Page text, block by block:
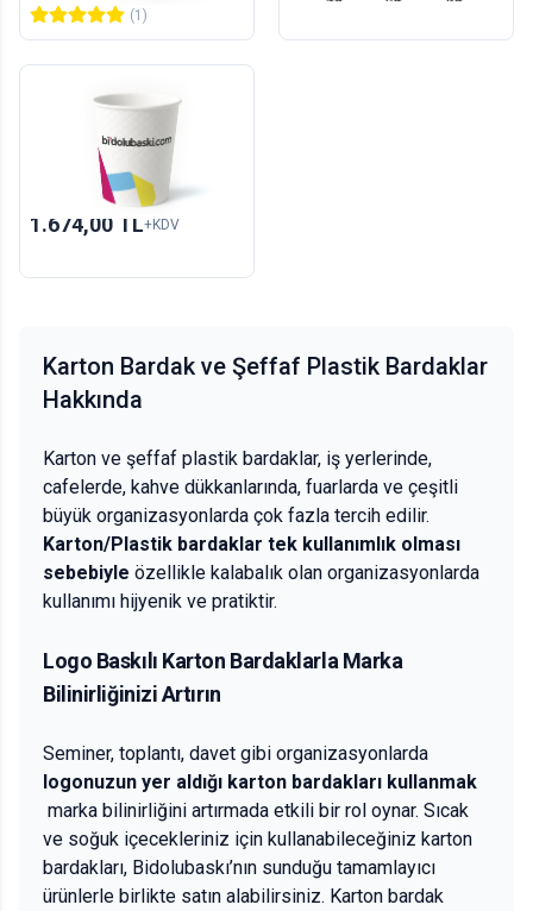
(1)
Waffle Kabartmalı Karton
Bardak - Double Wall
1.674,00 TL+KDV
Karton Bardak ve Şeffaf Plastik Bardaklar
Hakkında
Karton ve şeffaf plastik bardaklar, iş yerlerinde,
cafelerde, kahve dükkanlarında, fuarlarda ve çeşitli
büyük organizasyonlarda çok fazla tercih edilir.
Karton/Plastik bardaklar tek kullanımlık olması
sebebiyle özellikle kalabalık olan organizasyonlarda
kullanımı hijyenik ve pratiktir.
Logo Baskılı Karton Bardaklarla Marka
Bilinirliğinizi Artırın
Seminer, toplantı, davet gibi organizasyonlarda
logonuzun yer aldığı karton bardakları kullanmak
marka bilinirliğini artırmada etkili bir rol oynar. Sıcak
ve soğuk içecekleriniz için kullanabileceğiniz karton
bardakları, Bidolubaskı’nın sunduğu tamamlayıcı
ürünlerle birlikte satın alabilirsiniz. Karton bardak